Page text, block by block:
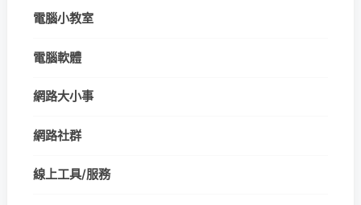
電腦小教室
電腦軟體
網路大小事
網路社群
線上工具/服務